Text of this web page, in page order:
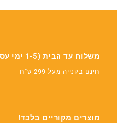
משלוח עד הבית (1-5 ימי עסקים)
חינם בקנייה מעל 299 ש"ח
מוצרים מקוריים בלבד!